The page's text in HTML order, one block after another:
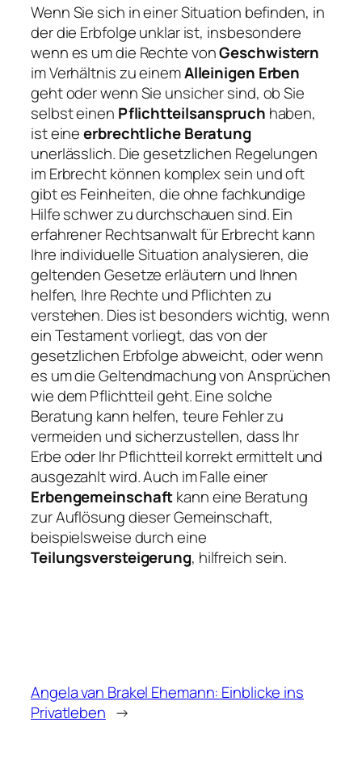
Wenn Sie sich in einer Situation befinden, in
der die Erbfolge unklar ist, insbesondere
wenn es um die Rechte vonGeschwistern
im Verhältnis zu einemAlleinigen Erben
geht oder wenn Sie unsicher sind, ob Sie
selbst einen Pflichtteilsanspruch haben,
ist eineerbrechtliche Beratung
unerlässlich. Die gesetzlichen Regelungen
im Erbrecht können komplex sein und oft
gibt es Feinheiten, die ohne fachkundige
Hilfe schwer zu durchschauen sind. Ein
erfahrener Rechtsanwalt für Erbrecht kann
Ihre individuelle Situation analysieren, die
geltenden Gesetze erläutern und Ihnen
helfen, Ihre Rechte und Pflichten zu
verstehen. Dies ist besonders wichtig, wenn
ein Testament vorliegt, das von der
gesetzlichen Erbfolge abweicht, oder wenn
es um die Geltendmachung von Ansprüchen
wie dem Pflichtteil geht. Eine solche
Beratung kann helfen, teure Fehler zu
vermeiden und sicherzustellen, dass Ihr
Erbe oder Ihr Pflichtteil korrekt ermittelt und
ausgezahlt wird. Auch im Falle einer
Erbengemeinschaftkann eine Beratung
zur Auflösung dieser Gemeinschaft,
beispielsweise durch eine
Teilungsversteigerung, hilfreich sein.
Angela van Brakel Ehemann: Einblicke ins
Privatleben →